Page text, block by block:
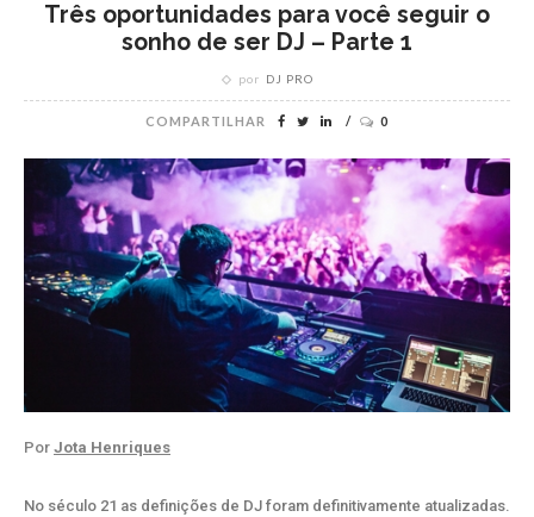
Três oportunidades para você seguir o
sonho de ser DJ – Parte 1
por DJ PRO
COMPARTILHAR 0
Por Jota Henriques
No século 21 as definições de DJ foram definitivamente atualizadas.